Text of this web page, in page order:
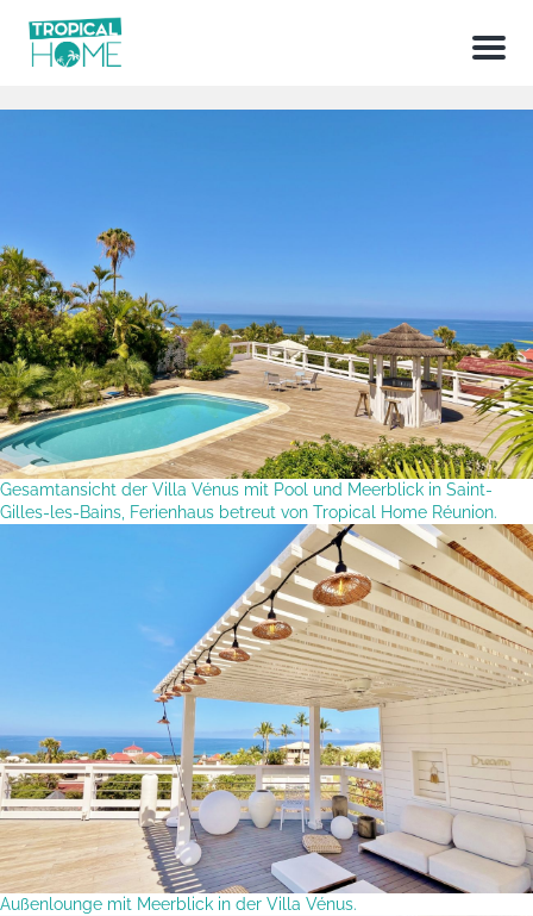
Menu
Gesamtansicht der Villa Vénus mit Pool und Meerblick in Saint-
Gilles-les-Bains, Ferienhaus betreut von Tropical Home Réunion.
Außenlounge mit Meerblick in der Villa Vénus.